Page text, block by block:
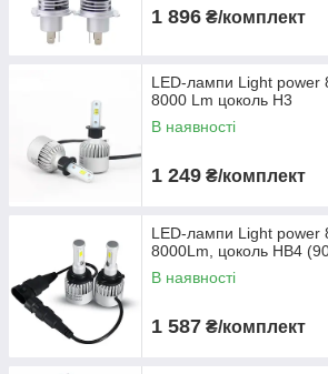
1 896 ₴/комплект
LED-лампи Light power
8000 Lm цоколь H3
В наявності
1 249 ₴/комплект
LED-лампи Light power
8000Lm, цоколь HB4
В наявності
1 587 ₴/комплект